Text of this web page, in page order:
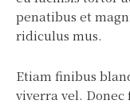
penatibus et
ridiculus mus.
Etiam finibus
viverra vel. Donec